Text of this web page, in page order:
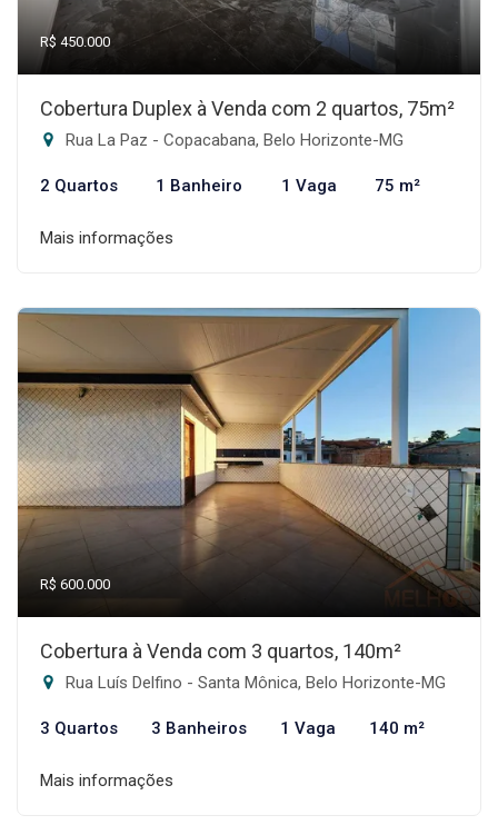
R$ 450.000
Cobertura Duplex à Venda com 2 quartos, 75m²
Rua La Paz - Copacabana, Belo Horizonte-MG
2 Quartos 1 Banheiro 1 Vaga 75 m²
Mais informações
R$ 600.000
Cobertura à Venda com 3 quartos, 140m²
Rua Luís Delfino - Santa Mônica, Belo Horizonte-MG
3 Quartos 3 Banheiros 1 Vaga 140 m²
Mais informações